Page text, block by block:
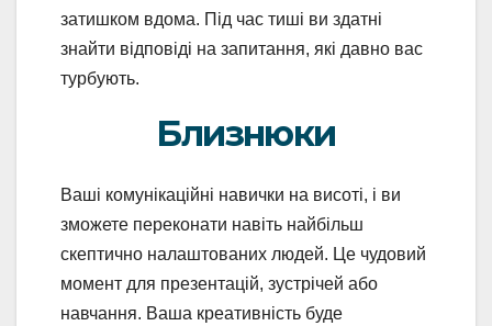
затишком вдома. Під час тиші ви здатні
знайти відповіді на запитання, які давно вас
турбують.
Близнюки
Ваші комунікаційні навички на висоті, і ви
зможете переконати навіть найбільш
скептично налаштованих людей. Це чудовий
момент для презентацій, зустрічей або
навчання. Ваша креативність буде